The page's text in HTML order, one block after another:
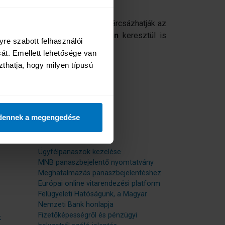
szabott felhasználói
Emellett lehetősége van
hogy milyen típusú
a megengedése
betegség.
(+36 1 465 3666) tárcsázhatják az
szolgáltatásán keresztül is
Kapcsolat
Ügyfélpanaszok kezelése
MNB panaszbejelentő nyomtatvány
Meghatalmazás panaszbejelentéshez
Európai online vitarendezési platform
Felügyeleti Hatóságunk, a Magyar
Nemzeti Bank honlapja
Fizetőképességről és pénzügyi